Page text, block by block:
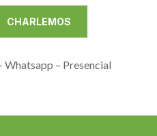
CHARLEMOS
Whatsapp – Presencial